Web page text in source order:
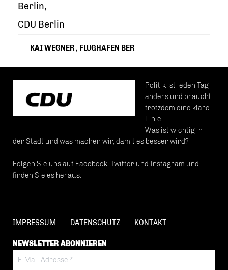
Berlin,
CDU Berlin
KAI WEGNER, FLUGHAFEN BER
Politik ist jeden Tag
anders und braucht
trotzdem eine klare
Linie.
Was ist wichtig in
der Stadt und was machen wir, damit es besser wird?
Folgen Sie uns auf Facebook, Twitter und Instagram und
finden Sie es heraus.
IMPRESSUM DATENSCHUTZ KONTAKT
NEWSLETTER ABONNIEREN